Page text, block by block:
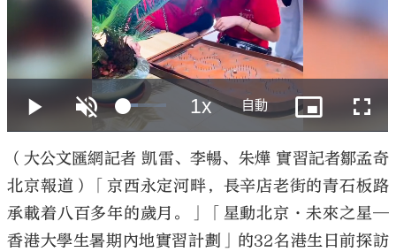
（大公文匯網記者 凱雷、李暢、朱燁 實習記者鄒孟奇
北京報道）「京西永定河畔，長辛店老街的青石板路
承載着八百多年的歲月。」「星動北京•未來之星—
香港大學生暑期內地實習計劃」的32名港生日前探訪